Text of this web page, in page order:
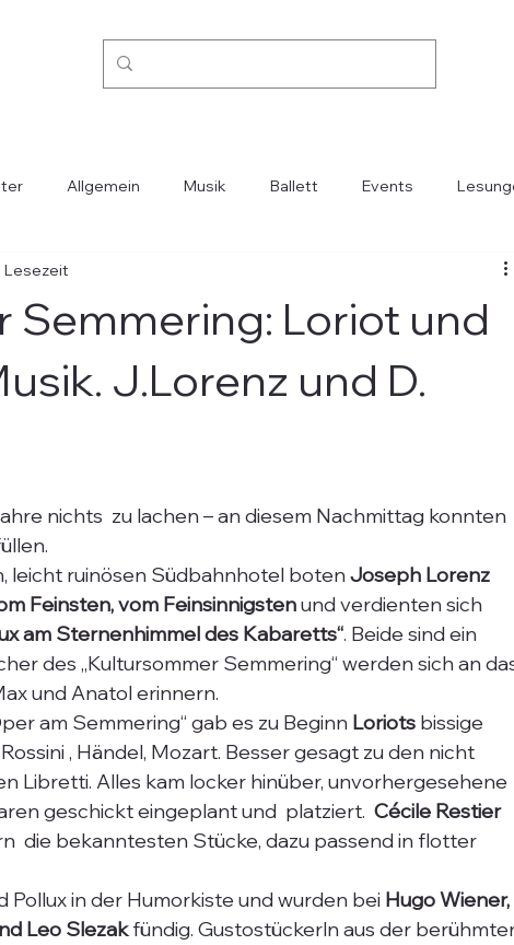
Allgemein Musik Ballett Events
Kino
Semmering: Loriot und
J.Lorenz und D.
Lesezeit
nichts  zu lachen – an diesem Nachmittag konnten
leicht ruinösen Südbahnhotel boten Joseph Lorenz
Feinsten, vom Feinsinnigsten und verdienten sich
am Sternenhimmel des Kabaretts“. Beide sind ein
des „Kultursommer Semmering“ werden sich an
und Anatol erinnern.
am Semmering“ gab es zu Beginn Loriots bissige
, Händel, Mozart. Besser gesagt zu den nicht
Libretti. Alles kam locker hinüber, unvorhergesehene
geschickt eingeplant und  platziert. Cécile Restier
die bekanntesten Stücke, dazu passend in flotter
Pollux in der Humorkiste und wurden bei Hugo Wiener,
Leo Slezak fündig. Gustostückerln aus der